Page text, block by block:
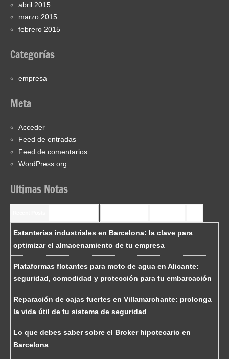
abril 2015
marzo 2015
febrero 2015
Categorías
empresa
Meta
Acceder
Feed de entradas
Feed de comentarios
WordPress.org
Ultimas Notas
Estanterías industriales en Barcelona: la clave para
optimizar el almacenamiento de tu empresa
Plataformas flotantes para moto de agua en Alicante:
seguridad, comodidad y protección para tu embarcación
Reparación de cajas fuertes en Villamarchante: prolonga
la vida útil de tu sistema de seguridad
Lo que debes saber sobre el Broker hipotecario en
Barcelona